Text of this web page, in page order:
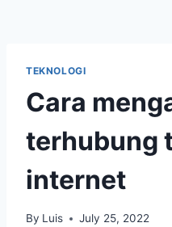
TEKNOLOGI
Cara
terhubung
internet
By Luis July 25, 2022